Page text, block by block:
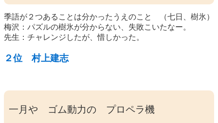
季語が２つあることは分かったうえのこと （七日、樹氷）
梅沢：パズルの樹氷が分からない、失敗こいたなー。
先生：チャレンジしたが、惜しかった。
２位 村上建志
一月や ゴム動力の プロペラ機